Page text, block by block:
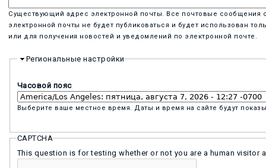
Существующий адрес электронной почты. Все почтовые сообщения с
электронной почты не будет публиковаться и будет использован
или для получения новостей и уведомлений по электронной почте.
Региональные настройки
Часовой пояс
Выберите ваше местное время. Даты и время на сайте будут
CAPTCHA
This question is for testing whether or not you are a human visitor